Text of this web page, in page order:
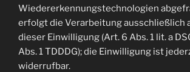
Wiedererkennungstechnologien
erfolgt die Verarbeitung ausschließlich
dieser Einwilligung (Art. 6 Abs. 1 lit. a
Abs. 1 TDDDG); die Einwilligung ist
widerrufbar.